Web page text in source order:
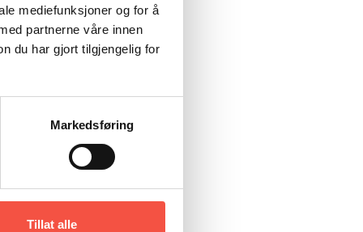
mediefunksjoner og for å
partnerne våre innen
du har gjort tilgjengelig for
Markedsføring
Tillat alle